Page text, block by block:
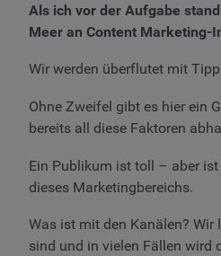
Als ich vor der Aufgabe
Meer an Content Marketing-
Wir werden überflutet mit
Ohne Zweifel gibt es hier ein
bereits all diese Faktoren
Ein Publikum ist toll – aber
dieses Marketingbereichs.
Was ist mit den Kanälen? Wir
sind und in vielen Fällen wird